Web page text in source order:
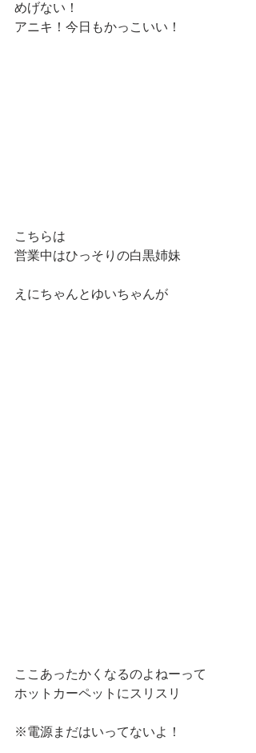
めげない！
アニキ！今日もかっこいい！
こちらは
営業中はひっそりの白黒姉妹
えにちゃんとゆいちゃんが
ここあったかくなるのよねーって
ホットカーペットにスリスリ
※電源まだはいってないよ！